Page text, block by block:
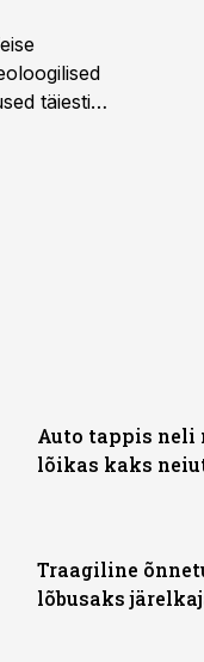
täiesti
Auto tappis neli
lõikas kaks
Traagiline
lõbusaks